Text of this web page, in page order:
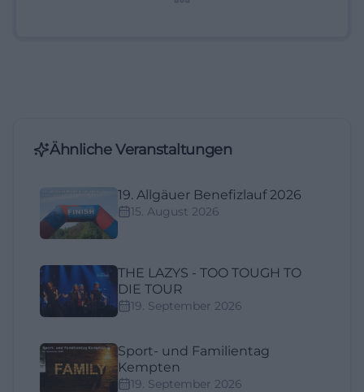
Ähnliche Veranstaltungen
19. Allgäuer Benefizlauf 2026
15. August 2026
THE LAZYS - TOO TOUGH TO
DIE TOUR
19. September 2026
Sport- und Familientag
Kempten
19. September 2026